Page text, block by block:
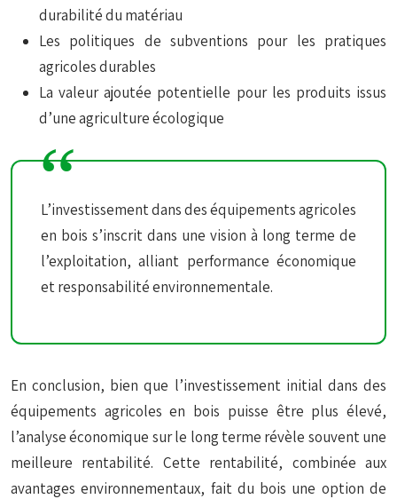
durabilité du matériau
Les politiques de subventions pour les pratiques
agricoles durables
La valeur ajoutée potentielle pour les produits issus
d’une agriculture écologique
L’investissement dans des équipements agricoles
en bois s’inscrit dans une vision à long terme de
l’exploitation, alliant performance économique
et responsabilité environnementale.
En conclusion, bien que l’investissement initial dans des
équipements agricoles en bois puisse être plus élevé,
l’analyse économique sur le long terme révèle souvent une
meilleure rentabilité. Cette rentabilité, combinée aux
avantages environnementaux, fait du bois une option de